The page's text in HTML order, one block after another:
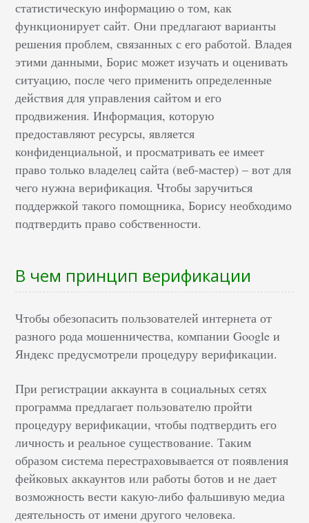
статистическую информацию о том, как
функционирует сайт. Они предлагают варианты
решения проблем, связанных с его работой. Владея
этими данными, Борис может изучать и оценивать
ситуацию, после чего применить определенные
действия для управления сайтом и его
продвижения. Информация, которую
предоставляют ресурсы, является
конфиденциальной, и просматривать ее имеет
право только владелец сайта (веб-мастер) – вот для
чего нужна верификация. Чтобы заручиться
поддержкой такого помощника, Борису необходимо
подтвердить право собственности.
В чем принцип верификации
Чтобы обезопасить пользователей интернета от
разного рода мошенничества, компании Google и
Яндекс предусмотрели процедуру верификации.
При регистрации аккаунта в социальных сетях
программа предлагает пользователю пройти
процедуру верификации, чтобы подтвердить его
личность и реальное существование. Таким
образом система перестраховывается от появления
фейковых аккаунтов или работы ботов и не дает
возможность вести какую-либо фальшивую медиа
деятельность от имени другого человека.